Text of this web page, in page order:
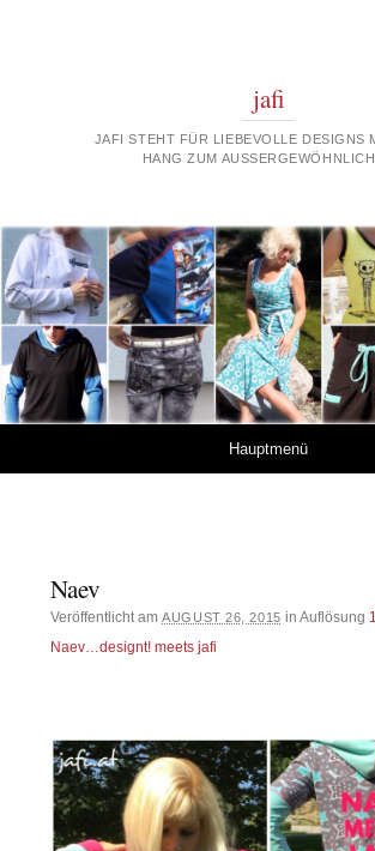
jafi
JAFI STEHT FÜR LIEBEVOLLE DESIGNS
HANG ZUM
Hauptmenü
Naev
Veröffentlicht amAUGUST 26, 2015 in Auflösung
Naev…designt! meets jafi